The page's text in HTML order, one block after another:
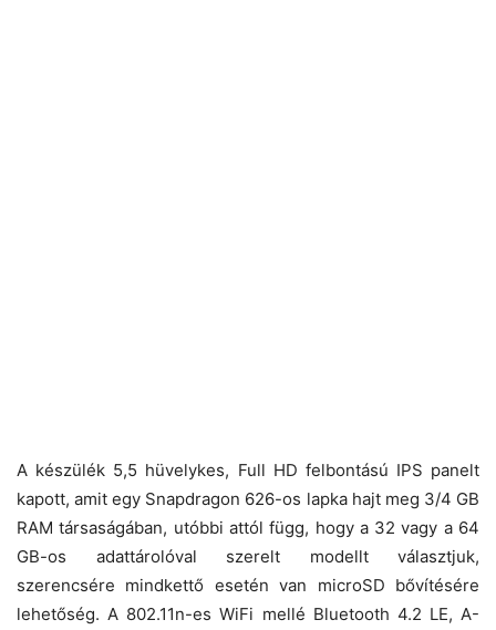
A készülék 5,5 hüvelykes, Full HD felbontású IPS panelt
kapott, amit egy Snapdragon 626-os lapka hajt meg 3/4 GB
RAM társaságában, utóbbi attól függ, hogy a 32 vagy a 64
GB-os adattárolóval szerelt modellt választjuk,
szerencsére mindkettő esetén van microSD bővítésére
lehetőség. A 802.11n-es WiFi mellé Bluetooth 4.2 LE, A-